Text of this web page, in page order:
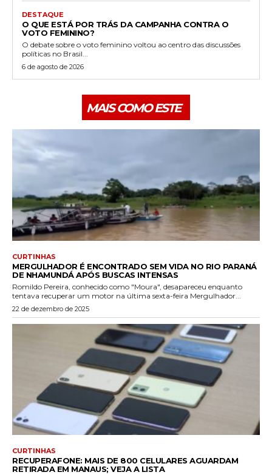
DESTAQUE
O QUE ESTÁ POR TRÁS DA CAMPANHA CONTRA O
VOTO FEMININO?
O debate sobre o voto feminino voltou ao centro das discussões
políticas no Brasil...
6 de agosto de 2026
MAIS COMO ESTE
CURTINHAS
MERGULHADOR É ENCONTRADO SEM VIDA NO RIO PARANÁ
DE NHAMUNDÁ APÓS BUSCAS INTENSAS
Romildo Pereira, conhecido como "Moura", desapareceu enquanto
tentava recuperar um motor na última sexta-feira Mergulhador...
22 de dezembro de 2025
CURTINHAS
RECUPERAFONE: MAIS DE 800 CELULARES AGUARDAM
RETIRADA EM MANAUS; VEJA A LISTA